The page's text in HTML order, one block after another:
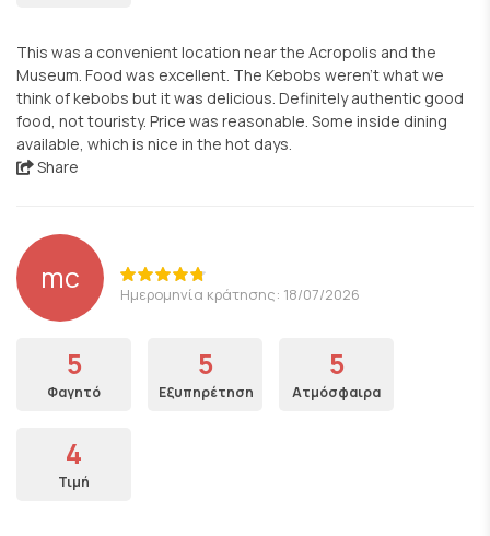
This was a convenient location near the Acropolis and the
Museum. Food was excellent. The Kebobs weren't what we
think of kebobs but it was delicious. Definitely authentic good
food, not touristy. Price was reasonable. Some inside dining
available, which is nice in the hot days.
Share
mc Ημερομηνία κράτησης: 18/07/2026
5
Φαγητό
5
Εξυπηρέτηση
5
Ατμόσφαιρα
4
Τιμή